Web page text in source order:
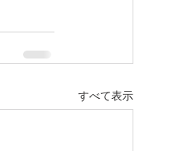
すべて表示